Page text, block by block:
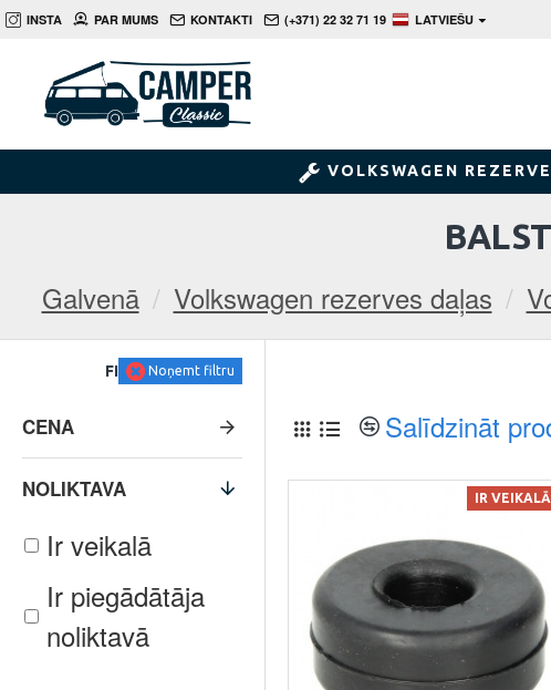
INSTA PAR MUMS KONTAKTI (+371) 22 32 71 19 LATVIEŠU
VOLKSWAGEN
Galvenā Volkswagen rezerves daļas
FILTRSNoņemt filtru
CENA
NOLIKTAVA
Ir veikalā
Ir piegādātāja
noliktavā
Salīdzināt
IR VEIKALĀ